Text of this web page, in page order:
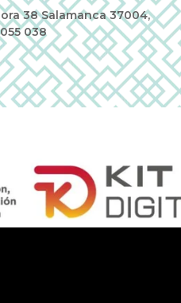
38 Salamanca 37004,
038